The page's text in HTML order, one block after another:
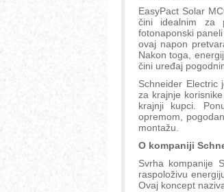
EasyPact Solar
čini idealnim za
fotonaponski
ovaj napon
Nakon toga,
čini uređaj
Schneider Electric
za krajnje
krajnji kupci.
opremom,
montažu.
O kompaniji
Svrha kompanije
raspoloživu
Ovaj koncept